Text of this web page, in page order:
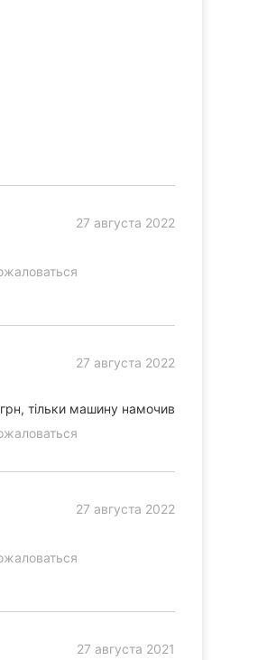
27 августа 2022
27 августа 2022
тільки машину намочив
27 августа 2022
27 августа 2021